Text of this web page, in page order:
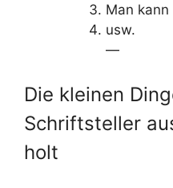
Man
usw.
—
Die kleinen
Schriftsteller
holt